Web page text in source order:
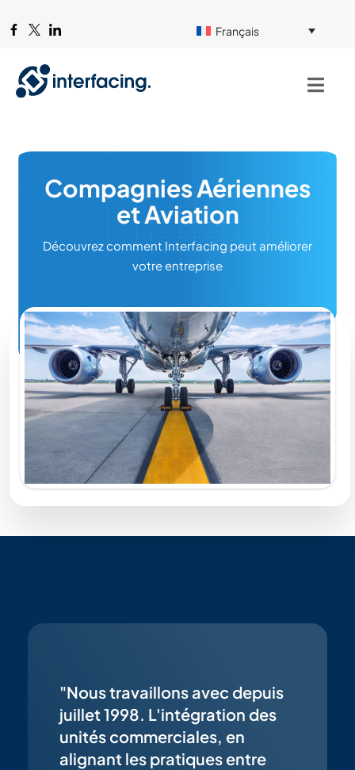
Français
Compagnies Aériennes
et Aviation
Découvrez comment Interfacing peut améliorer
votre entreprise
"Nous travaillons avec depuis
juillet 1998. L'intégration des
unités commerciales, en
alignant les pratiques entre